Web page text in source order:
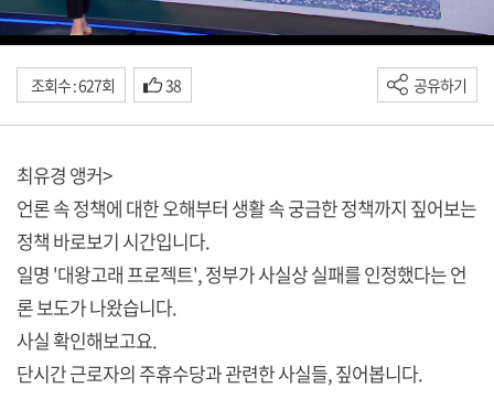
조회수 : 627회 38 공유하기
최유경 앵커>
언론 속 정책에 대한 오해부터 생활 속 궁금한 정책까지 짚어보는
정책 바로보기 시간입니다.
일명 '대왕고래 프로젝트', 정부가 사실상 실패를 인정했다는 언
론 보도가 나왔습니다.
사실 확인해보고요.
단시간 근로자의 주휴수당과 관련한 사실들, 짚어봅니다.